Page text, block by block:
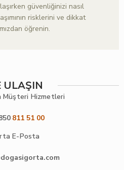
güvenliğinizi nasıl
risklerini ve dikkat
öğrenin.
ULAŞIN
Müşteri Hizmetleri
811 51 00
E-Posta